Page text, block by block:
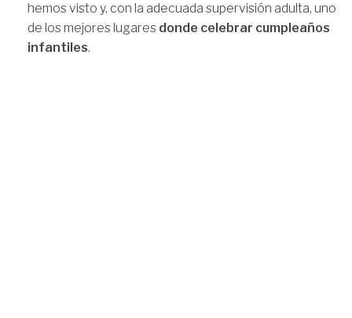
hemos visto y, con la adecuada supervisión adulta, uno
de los mejores lugares donde celebrar cumpleaños
infantiles.